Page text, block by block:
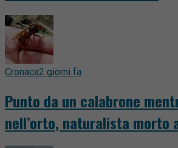
Cronaca2 giorni fa
Punto da un calabrone
nell’orto, naturalista morto